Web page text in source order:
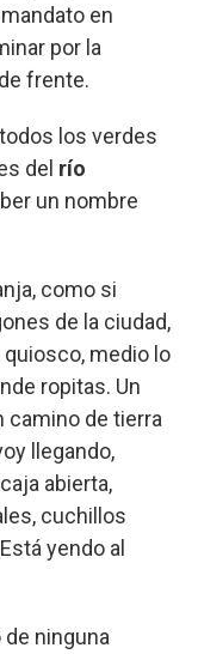
en
por la
frente.
los verdes
del río
un nombre
como si
de la ciudad,
medio lo
ropitas. Un
camino de tierra
llegando,
abierta,
cuchillos
yendo al
de ninguna